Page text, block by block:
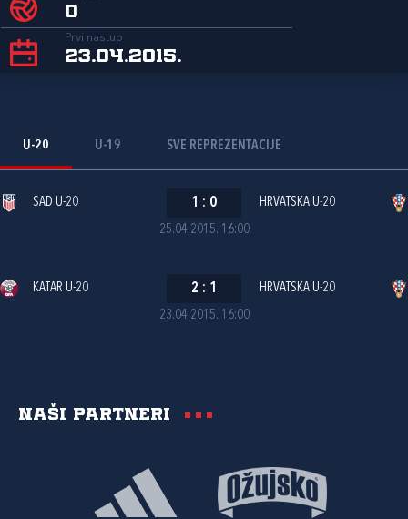
0
Prvi nastup
23.04.2015.
U-20 U-19 SVE REPREZENTACIJE
25.04.2015. 16:00
SAD U-20 1 : 0 HRVATSKA U-20
23.04.2015. 16:00
KATAR U-20 2 : 1 HRVATSKA U-20
Naši partneri